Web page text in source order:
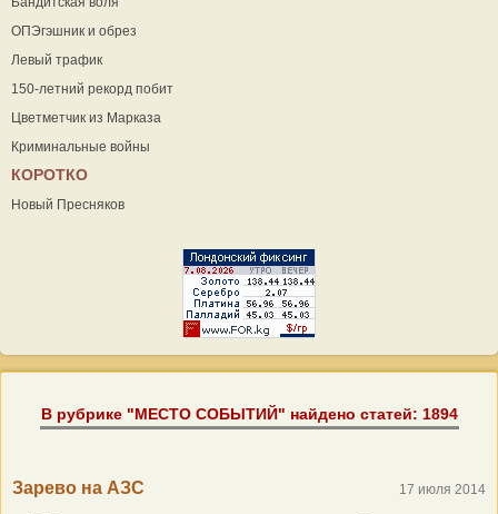
ОПЭгэшник и обрез
Левый трафик
150-летний рекорд побит
Цветметчик из Марказа
Криминальные войны
КОРОТКО
Новый Пресняков
В рубрике "МЕСТО СОБЫТИЙ" найдено статей: 1894
Зарево на АЗС 17 июля 2014